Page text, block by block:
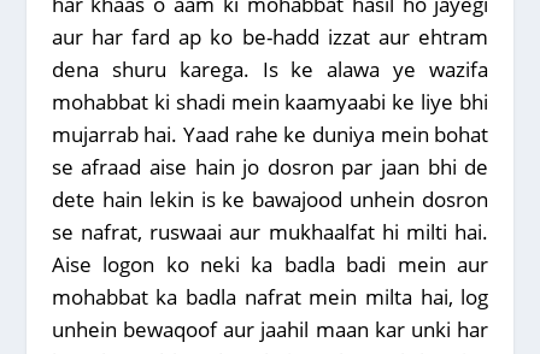
aur har fard ap ko be-hadd izzat aur ehtram
dena shuru karega. Is ke alawa ye wazifa
mohabbat ki shadi mein kaamyaabi ke liye bhi
mujarrab hai. Yaad rahe ke duniya mein bohat
se afraad aise hain jo dosron par jaan bhi de
dete hain lekin is ke bawajood unhein dosron
se nafrat, ruswaai aur mukhaalfat hi milti hai.
Aise logon ko neki ka badla badi mein aur
mohabbat ka badla nafrat mein milta hai, log
unhein bewaqoof aur jaahil maan kar unki har